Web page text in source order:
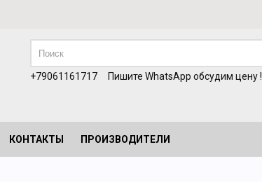
+79061161717 Пишите WhatsApp обсудим цену !
КОНТАКТЫ ПРОИЗВОДИТЕЛИ